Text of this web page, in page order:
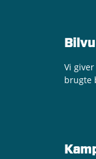
Vi
brugte